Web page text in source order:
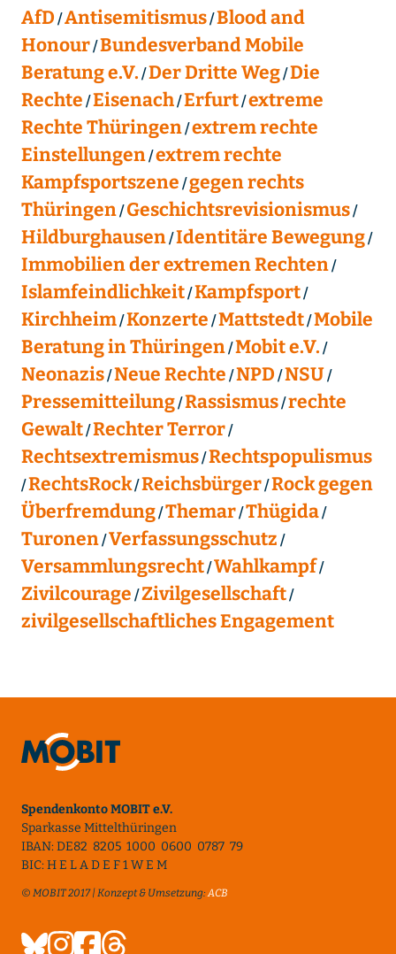
AfD Antisemitismus Blood and
Honour Bundesverband Mobile
Beratung e.V. Der Dritte Weg Die
Rechte Eisenach Erfurt extreme
Rechte Thüringen extrem rechte
Einstellungen extrem rechte
Kampfsportszene gegen rechts
Thüringen Geschichtsrevisionismus
Hildburghausen Identitäre Bewegung
Immobilien der extremen Rechten
Islamfeindlichkeit Kampfsport
Kirchheim Konzerte Mattstedt Mobile
Beratung in Thüringen Mobit e.V.
Neonazis Neue Rechte NPD NSU
Pressemitteilung Rassismus rechte
Gewalt Rechter Terror
Rechtsextremismus Rechtspopulismus
RechtsRock Reichsbürger Rock gegen
Überfremdung Themar Thügida
Turonen Verfassungsschutz
Versammlungsrecht Wahlkampf
Zivilcourage Zivilgesellschaft
zivilgesellschaftliches Engagement
Spendenkonto MOBIT e.V.
Sparkasse Mittelthüringen
IBAN: DE82 8205 1000 0600 0787 79
BIC: H E L A D E F 1 W E M
© MOBIT 2017 | Konzept & Umsetzung:ACB